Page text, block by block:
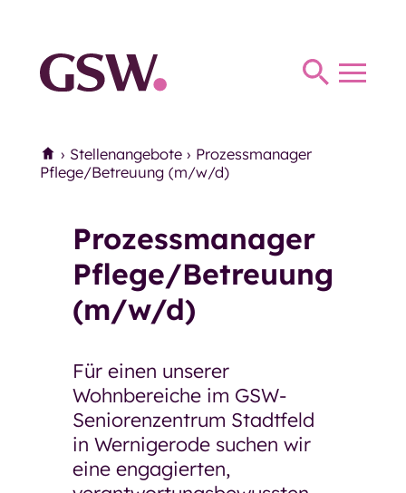
Haus Parkhaus
Therapie
Ergotherapie
Miteinander und Begegnung
Miteinander und Begegnung
Mittagstisch
Mittwochs-Café der
Eingliederungshilfe
Restaurant GenussMomente
Pflegeberatung
Home
› Stellenangebote› Prozessmanager
Pflege/Betreuung (m/w/d)
Prozessmanager
Pflege/Betreuung
(m/w/d)
Für einen unserer
Wohnbereiche im GSW-
Seniorenzentrum Stadtfeld
in Wernigerode suchen wir
eine engagierten,